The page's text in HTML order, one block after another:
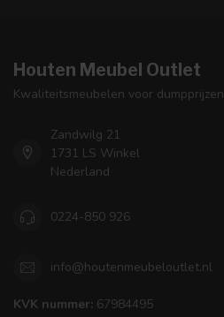
Houten Meubel Outlet
Kwaliteitsmeubelen voor dumpprijzen
Zandwilg 21
1731 LS Winkel
Nederland
0224-850 926
info@houtenmeubeloutlet.nl
KVK nummer: 67984495